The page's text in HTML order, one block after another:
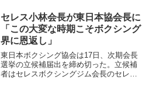
好ファイトの末、最終10回ＴＫＯ勝ちし
た。山中は初受賞。 ま...
セレス小林会長が東日本協会長に
「この大変な時期こそボクシング
界に恩返し」
東日本ボクシング協会は17日、次期会長
選挙の立候補届出を締め切った。立候補
者はセレスボクシングジム会長のセレス